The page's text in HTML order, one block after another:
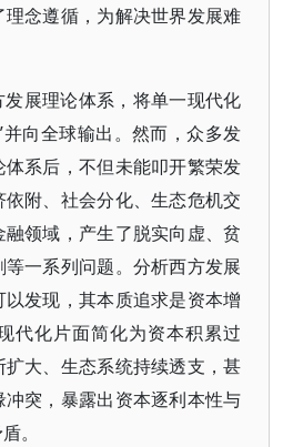
念遵循，为解决世界发展难
展理论体系，将单一现代化
向全球输出。然而，众多发
系后，不但未能叩开繁荣发
附、社会分化、生态危机交
领域，产生了脱实向虚、贫
一系列问题。分析西方发展
发现，其本质追求是资本增
代化片面简化为资本积累过
大、生态系统持续透支，甚
突，暴露出资本逐利本性与
。